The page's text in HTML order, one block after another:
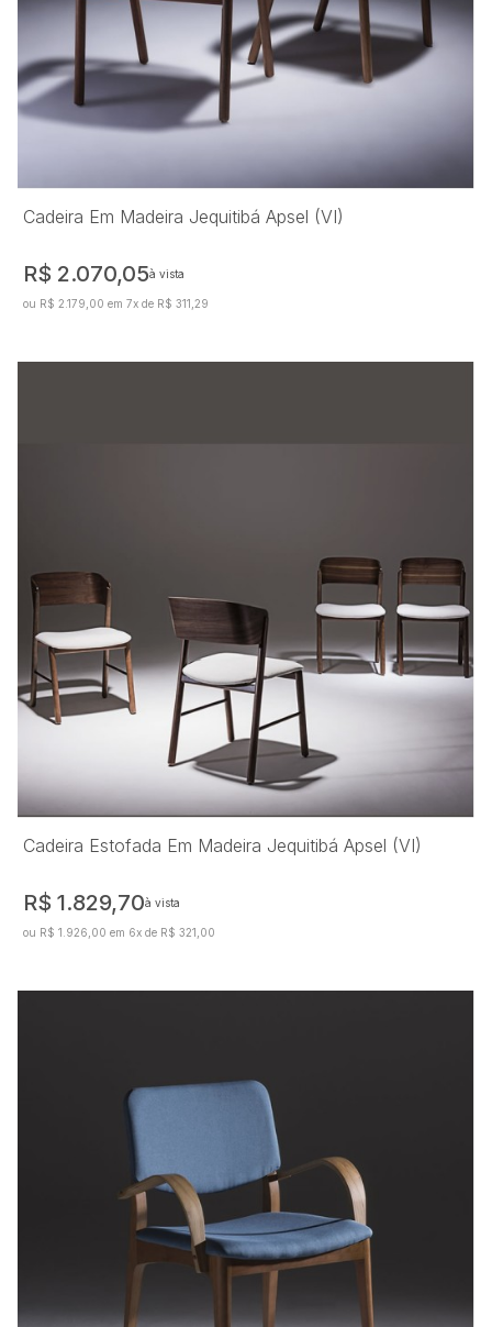
Cadeira Em Madeira Jequitibá Apsel (VI)
R$ 2.070,05à vista
ou R$ 2.179,00 em 7x de R$ 311,29
Cadeira Estofada Em Madeira Jequitibá Apsel (VI)
R$ 1.829,70à vista
ou R$ 1.926,00 em 6x de R$ 321,00